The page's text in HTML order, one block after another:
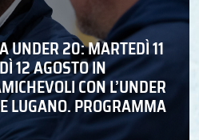
UNDER 20: MARTEDÌ 11
12 AGOSTO IN
CON L’UNDER
LUGANO. PROGRAMMA